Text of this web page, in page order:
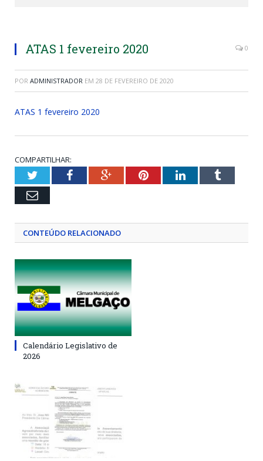
ATAS 1 fevereiro 2020 0
POR ADMINISTRADOR EM 28 DE FEVEREIRO DE 2020
ATAS 1 fevereiro 2020
COMPARTILHAR:
TwitterFacebookGoogle+PinterestLinkedInTumblr
Email
CONTEÚDO RELACIONADO
Calendário Legislativo de
2026